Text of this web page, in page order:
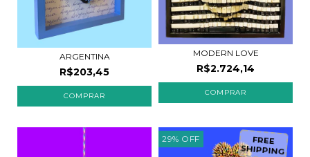
ARGENTINA
R$203,45
MODERN LOVE
R$2.724,14
29% OFF FREE
SHIPPING